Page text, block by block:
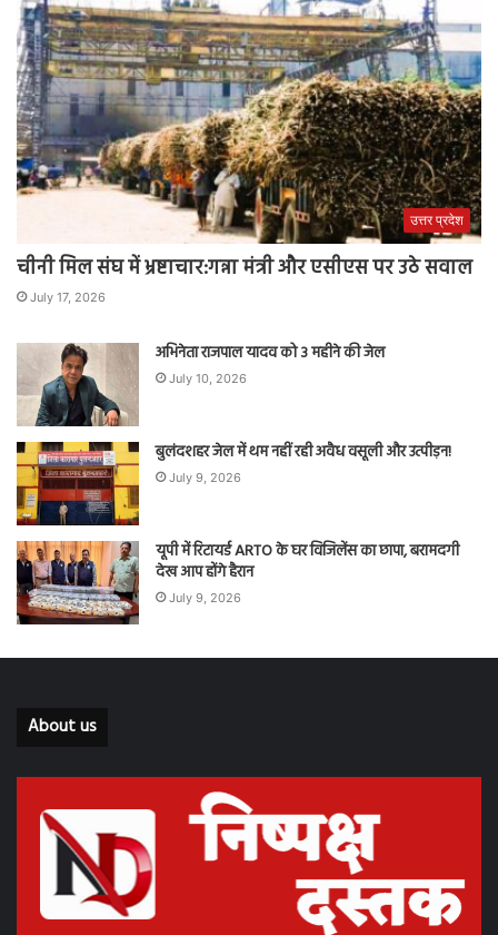
उत्तर प्रदेश
चीनी मिल संघ में भ्रष्टाचार:गन्ना मंत्री और एसीएस पर उठे सवाल
July 17, 2026
अभिनेता राजपाल यादव को 3 महीने की जेल
July 10, 2026
बुलंदशहर जेल में थम नहीं रही अवैध वसूली और उत्पीड़न!
July 9, 2026
यूपी में रिटायर्ड ARTO के घर विजिलेंस का छापा, बरामदगी
देख आप होंगे हैरान
July 9, 2026
About us